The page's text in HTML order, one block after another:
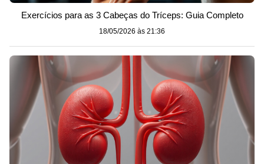
Exercícios para as 3 Cabeças do Tríceps: Guia Completo
18/05/2026 às 21:36